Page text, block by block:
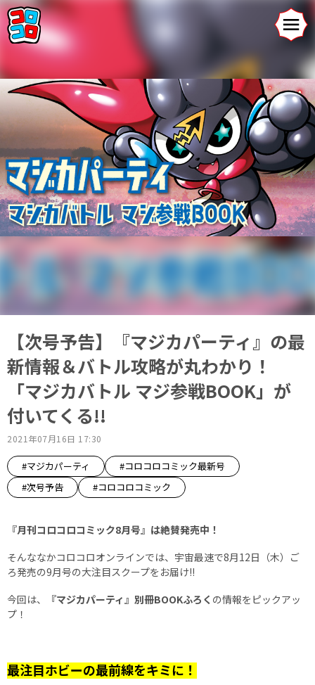
【次号予告】『マジカパーティ』の最
新情報＆バトル攻略が丸わかり！
「マジカバトル マジ参戦BOOK」が
付いてくる!!
2021年07月16日 17:30
#マジカパーティ
#コロコロコミック最新号
#次号予告
#コロコロコミック
『月刊コロコロコミック8月号』は絶賛発売中！
そんななかコロコロオンラインでは、宇宙最速で8月12日（木）ご
ろ発売の9月号の大注目スクープをお届け!!
今回は、
『マジカパーティ』別冊BOOKふろく の情報をピックアッ
プ！
最注目ホビーの最前線をキミに！